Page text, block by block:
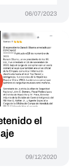
06/07/2023
el
09/12/2020